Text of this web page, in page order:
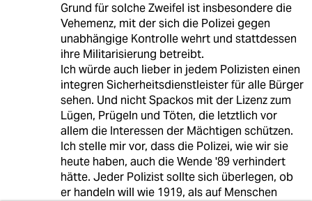
Grund für solche Zweifel ist insbesondere die
Vehemenz, mit der sich die Polizei gegen
unabhängige Kontrolle wehrt und stattdessen
ihre Militarisierung betreibt.
Ich würde auch lieber in jedem Polizisten einen
integren Sicherheitsdienstleister für alle Bürger
sehen. Und nicht Spackos mit der Lizenz zum
Lügen, Prügeln und Töten, die letztlich vor
allem die Interessen der Mächtigen schützen.
Ich stelle mir vor, dass die Polizei, wie wir sie
heute haben, auch die Wende '89 verhindert
hätte. Jeder Polizist sollte sich überlegen, ob
er handeln will wie 1919, als auf Menschen